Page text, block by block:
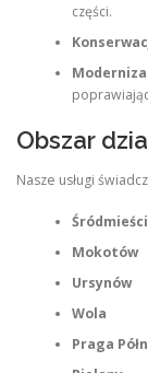
części.
Obszar
Nasze usługi
Mokotów
Ursynów
Wola
Praga